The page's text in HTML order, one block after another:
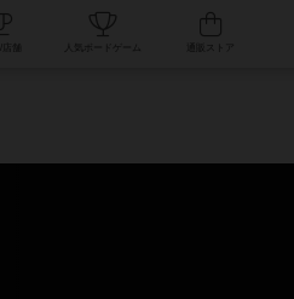
人気ボードゲーム